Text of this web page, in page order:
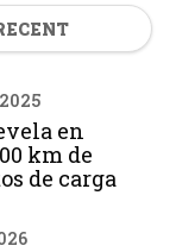
en
km de
de carga